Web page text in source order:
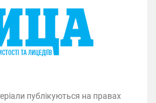
публікуються на правах